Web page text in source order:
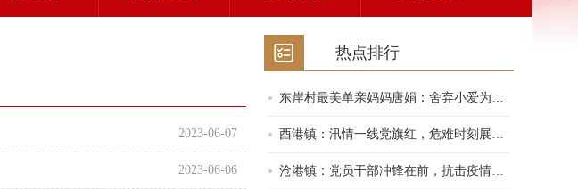
热点排行
东岸村最美单亲妈妈唐娟：舍弃小爱为…
酉港镇：汛情一线党旗红，危难时刻展…
沧港镇：党员干部冲锋在前，抗击疫情…
2023-06-07
2023-06-06